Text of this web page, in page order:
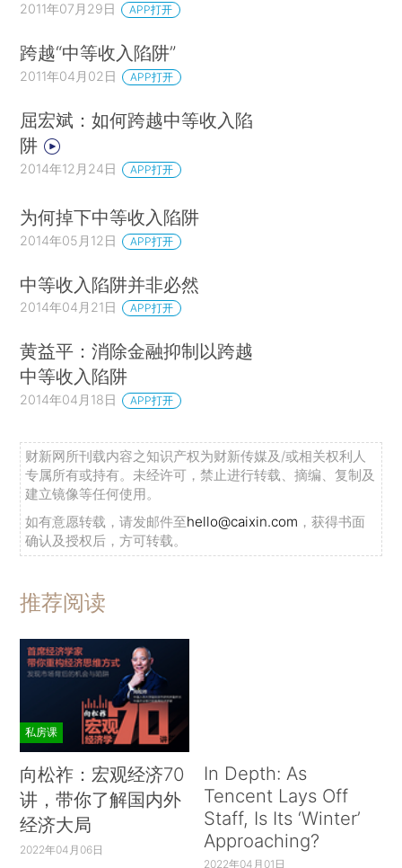
2011年07月29日 APP打开
跨越“中等收入陷阱”
2011年04月02日 APP打开
屈宏斌：如何跨越中等收入陷
阱
2014年12月24日 APP打开
为何掉下中等收入陷阱
2014年05月12日 APP打开
中等收入陷阱并非必然
2014年04月21日 APP打开
黄益平：消除金融抑制以跨越
中等收入陷阱
2014年04月18日 APP打开
财新网所刊载内容之知识产权为财新传媒及/或相关权利人
专属所有或持有。未经许可，禁止进行转载、摘编、复制及
建立镜像等任何使用。
如有意愿转载，请发邮件至hello@caixin.com ，获得书面
确认及授权后，方可转载。
推荐阅读
私房课
向松祚：宏观经济70
讲，带你了解国内外
经济大局
2022年04月06日
In Depth: As
Tencent Lays Off
Staff, Is Its ‘Winter’
Approaching?
2022年04月01日